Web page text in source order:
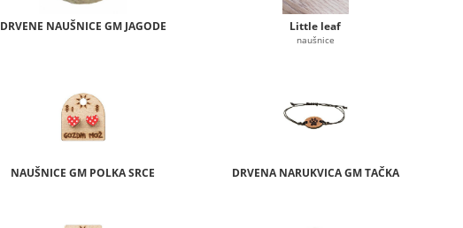
DRVENE NAUŠNICE GM JAGODE Little leaf
naušnice
NAUŠNICE GM POLKA SRCE DRVENA NARUKVICA GM TAČKA